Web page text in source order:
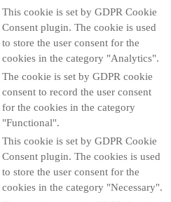
This cookie is set by GDPR Cookie
Consent plugin. The cookie is used
to store the user consent for the
cookies in the category "Analytics".
The cookie is set by GDPR cookie
consent to record the user consent
for the cookies in the category
"Functional".
This cookie is set by GDPR Cookie
Consent plugin. The cookies is used
to store the user consent for the
cookies in the category "Necessary".